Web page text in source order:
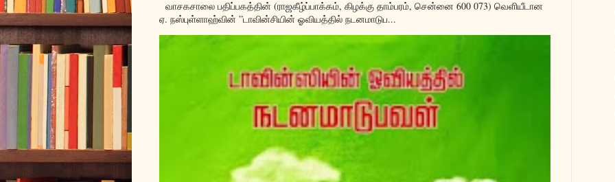
வாசகசாலை பதிப்பகத்தின் (ராஜகீழ்ப்பாக்கம், கிழக்கு தாம்பரம், சென்னை 600 073) வெளியீடான
ஏ. நஸ்புள்ளாஹ்வின் ”டாவின்சியின் ஓவியத்தில் நடனமாடுப...